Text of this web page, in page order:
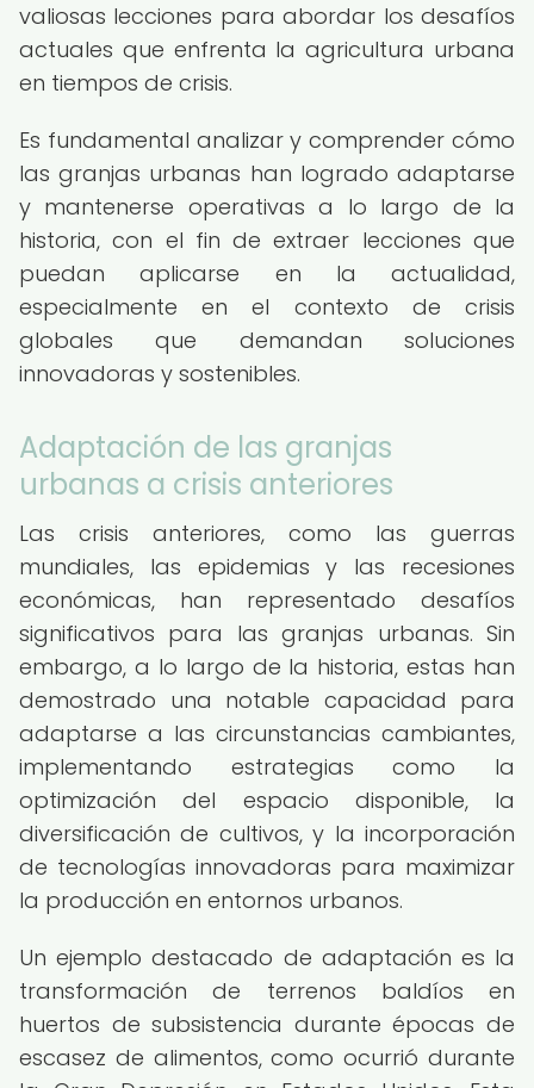
valiosas lecciones para abordar los desafíos
actuales que enfrenta la agricultura urbana
en tiempos de crisis.
Es fundamental analizar y comprender cómo
las granjas urbanas han logrado adaptarse
y mantenerse operativas a lo largo de la
historia, con el fin de extraer lecciones que
puedan aplicarse en la actualidad,
especialmente en el contexto de crisis
globales que demandan soluciones
innovadoras y sostenibles.
Adaptación de las granjas
urbanas a crisis anteriores
Las crisis anteriores, como las guerras
mundiales, las epidemias y las recesiones
económicas, han representado desafíos
significativos para las granjas urbanas. Sin
embargo, a lo largo de la historia, estas han
demostrado una notable capacidad para
adaptarse a las circunstancias cambiantes,
implementando estrategias como la
optimización del espacio disponible, la
diversificación de cultivos, y la incorporación
de tecnologías innovadoras para maximizar
la producción en entornos urbanos.
Un ejemplo destacado de adaptación es la
transformación de terrenos baldíos en
huertos de subsistencia durante épocas de
escasez de alimentos, como ocurrió durante